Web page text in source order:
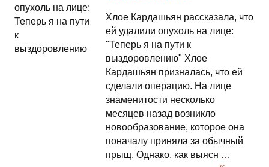
Хлое Кардашьян рассказала, что
ей удалили опухоль на лице:
"Теперь я на пути к
выздоровлению" Хлое
Кардашьян призналась, что ей
сделали операцию. На лице
знаменитости несколько
месяцев назад возникло
новообразование, которое она
поначалу приняла за обычный
прыщ. Однако, как выясн …